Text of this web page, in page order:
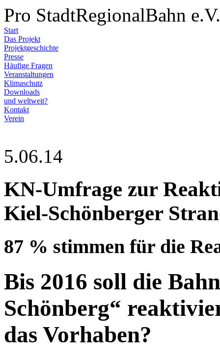
Pro StadtRegionalBahn e.V.
Start
Das Projekt
Projektgeschichte
Presse
Häufige Fragen
Veranstaltungen
Klimaschutz
Downloads
und weltweit?
Kontakt
Verein
5.06.14
KN-Umfrage zur
Kiel-Schönberger
87 % stimmen für die
Bis 2016 soll die
Schönberg“
das Vorhaben?